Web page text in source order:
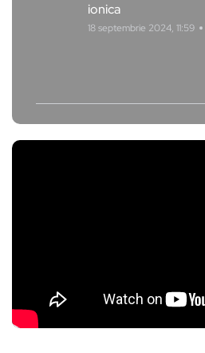
ionica
18 septembrie 2024, 11:59